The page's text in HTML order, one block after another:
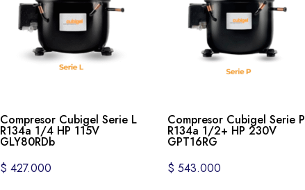
Compresor Cubigel Serie L
R134a 1/4 HP 115V
GLY80RDb
$ 427.000
Compresor Cubigel Serie P
R134a 1/2+ HP 230V
GPT16RG
$ 543.000